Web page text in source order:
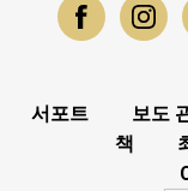
서포트 보도
책